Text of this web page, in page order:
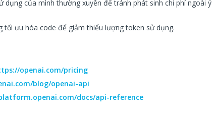
dụng của mình thường xuyên để tránh phát sinh chi phí ngoài ý
tối ưu hóa code để giảm thiểu lượng token sử dụng.
openai.com/pricing
blog/openai-api
docs/api-reference